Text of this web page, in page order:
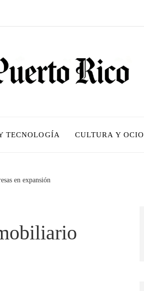
TECNOLOGÍA CULTURA Y OCIO
en expansión